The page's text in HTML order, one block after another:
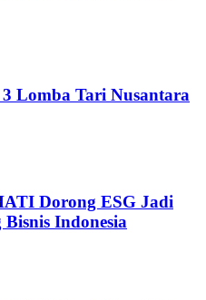
Lomba Tari Nusantara
Dorong ESG Jadi
Indonesia